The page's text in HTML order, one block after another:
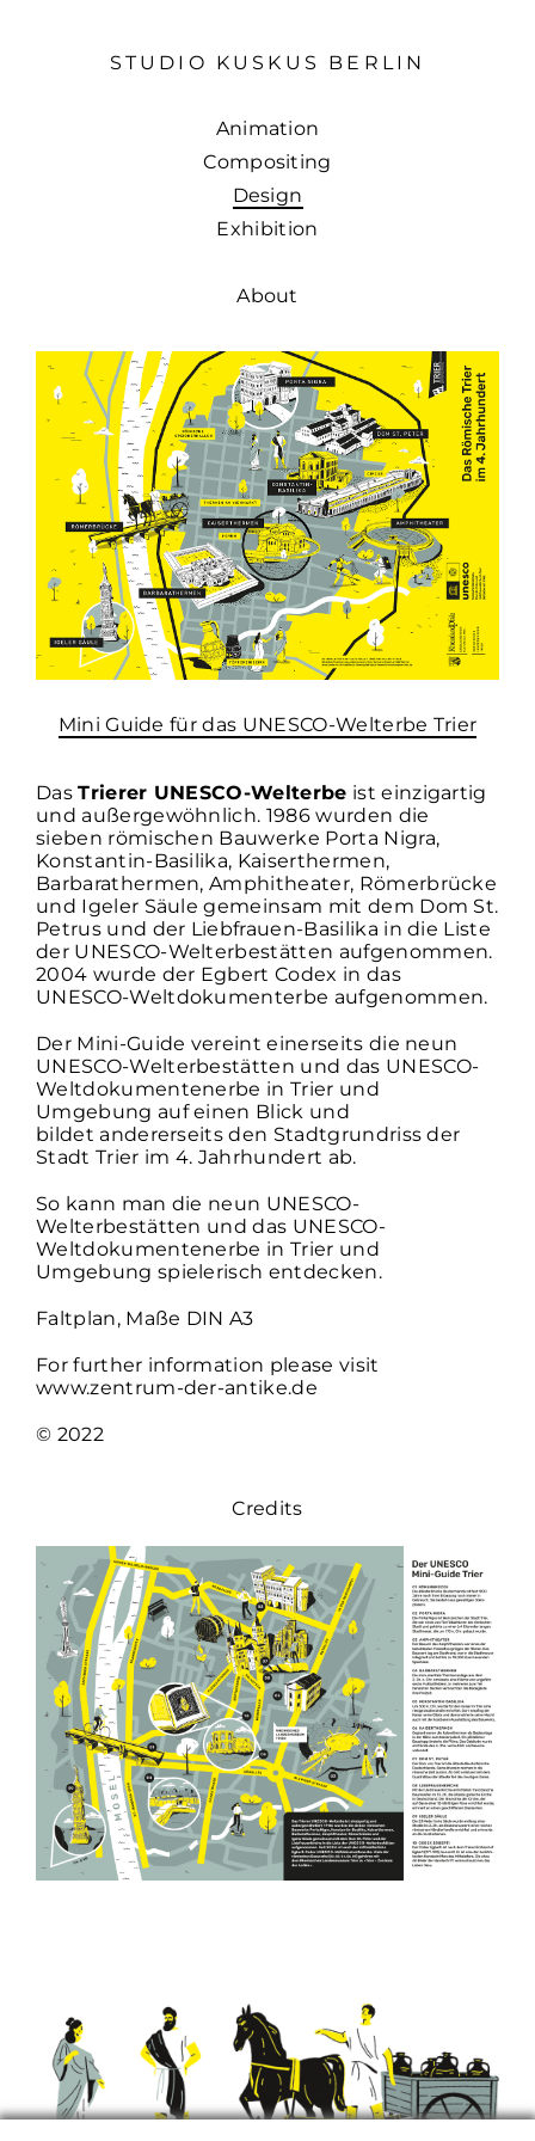
STUDIO KUSKUS BERLIN
Animation
Compositing
Design
Exhibition
About
Mini Guide für das UNESCO-Welterbe Trier
DasTrierer UNESCO-Welterbe ist einzigartig
und außergewöhnlich. 1986 wurden die
sieben römischen Bauwerke Porta Nigra,
Konstantin-Basilika, Kaiserthermen,
Barbarathermen, Amphitheater, Römerbrücke
und Igeler Säule gemeinsam mit dem Dom St.
Petrus und der Liebfrauen-Basilika in die Liste
der UNESCO-Welterbestätten aufgenommen.
2004 wurde der Egbert Codex in das
UNESCO-Weltdokumenterbe aufgenommen.
Der Mini-Guide vereint einerseits die neun
UNESCO-Welterbestätten und das UNESCO-
Weltdokumentenerbe in Trier und
Umgebung auf einen Blick und
bildet andererseits den Stadtgrundriss der
Stadt Trier im 4. Jahrhundert ab.
So kann man die neun UNESCO-
Welterbestätten und das UNESCO-
Weltdokumentenerbe in Trier und
Umgebung spielerisch entdecken.
Faltplan, Maße DIN A3
For further information please visit
www.zentrum-der-antike.de
© 2022
Credits